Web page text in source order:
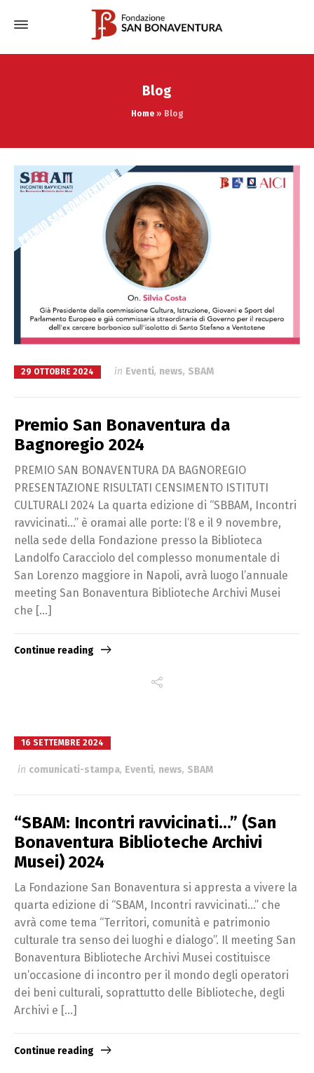
Blog
Home» Blog
29 OTTOBRE 2024 in Eventi, news, SBAM
Premio San Bonaventura da
Bagnoregio 2024
PREMIO SAN BONAVENTURA DA BAGNOREGIO
PRESENTAZIONE RISULTATI CENSIMENTO ISTITUTI
CULTURALI 2024 La quarta edizione di “SBBAM, Incontri
ravvicinati…” è oramai alle porte: l’8 e il 9 novembre,
nella sede della Fondazione presso la Biblioteca
Landolfo Caracciolo del complesso monumentale di
San Lorenzo maggiore in Napoli, avrà luogo l’annuale
meeting San Bonaventura Biblioteche Archivi Musei
che […]
Continue reading
16 SETTEMBRE 2024
in comunicati-stampa, Eventi, news, SBAM
“SBAM: Incontri ravvicinati…” (San
Bonaventura Biblioteche Archivi
Musei) 2024
La Fondazione San Bonaventura si appresta a vivere la
quarta edizione di “SBAM, Incontri ravvicinati…” che
avrà come tema “Territori, comunità e patrimonio
culturale tra senso dei luoghi e dialogo”. Il meeting San
Bonaventura Biblioteche Archivi Musei costituisce
un’occasione di incontro per il mondo degli operatori
dei beni culturali, soprattutto delle Biblioteche, degli
Archivi e […]
Continue reading